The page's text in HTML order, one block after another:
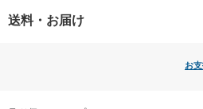
賞味期限
送料・お届け
お